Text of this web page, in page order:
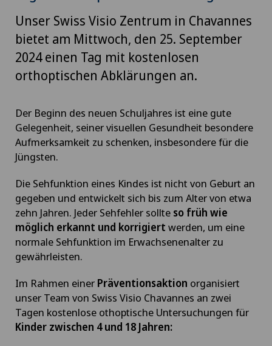
Unser Swiss Visio Zentrum in Chavannes
bietet am Mittwoch, den 25. September
2024 einen Tag mit kostenlosen
orthoptischen Abklärungen an.
Der Beginn des neuen Schuljahres ist eine gute
Gelegenheit, seiner visuellen Gesundheit besondere
Aufmerksamkeit zu schenken, insbesondere für die
Jüngsten.
Die Sehfunktion eines Kindes ist nicht von Geburt an
gegeben und entwickelt sich bis zum Alter von etwa
zehn Jahren. Jeder Sehfehler sollte so früh wie
möglich erkannt und korrigiert werden, um eine
normale Sehfunktion im Erwachsenenalter zu
gewährleisten.
Im Rahmen einer Präventionsaktion organisiert
unser Team von Swiss Visio Chavannes an zwei
Tagen kostenlose othoptische Untersuchungen für
Kinder zwischen 4 und 18 Jahren: